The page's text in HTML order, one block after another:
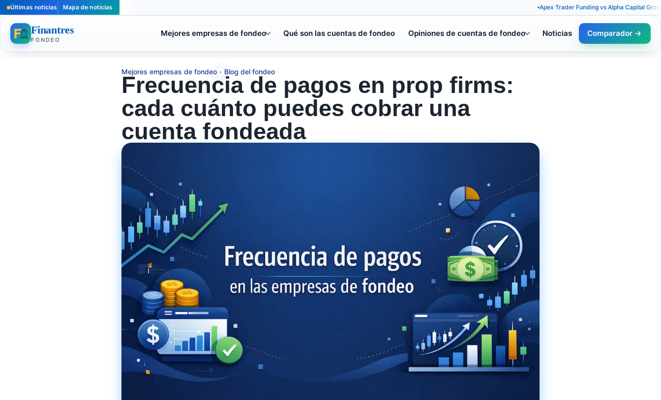
Últimas noticias Mapa de noticias Apex Trader Funding vs Alpha Capital Group:
Finantres
FONDEO
Mejores empresas de fondeo Qué son las cuentas de fondeo Opiniones de cuentas de fondeo Noticias Comparador →
Mejores empresas de fondeo » Blog del fondeo
Frecuencia de pagos en prop firms:
cada cuánto puedes cobrar una
cuenta fondeada